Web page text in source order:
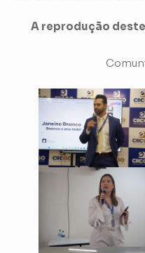
A reprodução